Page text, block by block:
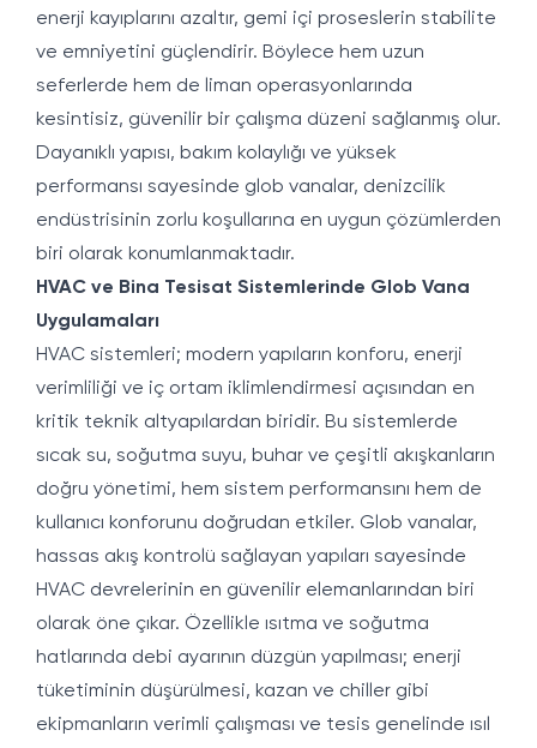
enerji kayıplarını azaltır, gemi içi proseslerin stabilite
ve emniyetini güçlendirir. Böylece hem uzun
seferlerde hem de liman operasyonlarında
kesintisiz, güvenilir bir çalışma düzeni sağlanmış olur.
Dayanıklı yapısı, bakım kolaylığı ve yüksek
performansı sayesinde glob vanalar, denizcilik
endüstrisinin zorlu koşullarına en uygun çözümlerden
biri olarak konumlanmaktadır.
HVAC ve Bina Tesisat Sistemlerinde Glob Vana
Uygulamaları
HVAC sistemleri; modern yapıların konforu, enerji
verimliliği ve iç ortam iklimlendirmesi açısından en
kritik teknik altyapılardan biridir. Bu sistemlerde
sıcak su, soğutma suyu, buhar ve çeşitli akışkanların
doğru yönetimi, hem sistem performansını hem de
kullanıcı konforunu doğrudan etkiler. Glob vanalar,
hassas akış kontrolü sağlayan yapıları sayesinde
HVAC devrelerinin en güvenilir elemanlarından biri
olarak öne çıkar. Özellikle ısıtma ve soğutma
hatlarında debi ayarının düzgün yapılması; enerji
tüketiminin düşürülmesi, kazan ve chiller gibi
ekipmanların verimli çalışması ve tesis genelinde ısıl